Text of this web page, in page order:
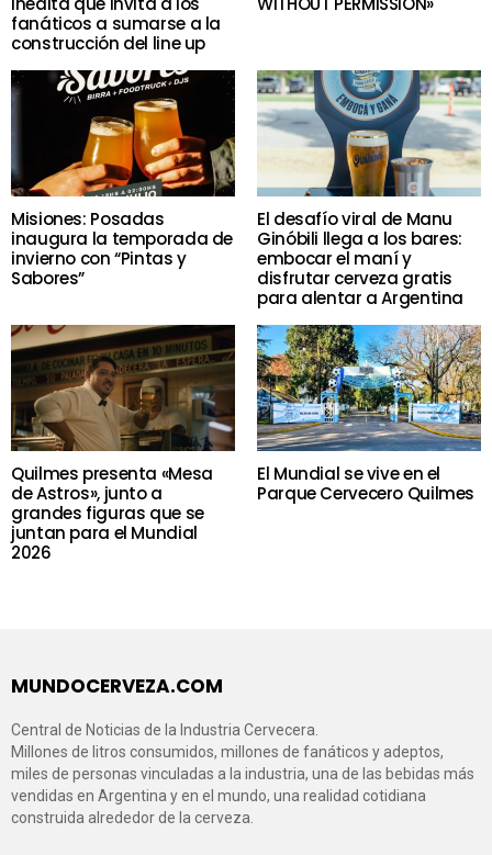
fanáticos a sumarse a la
construcción del line up
Misiones: Posadas
inaugura la temporada de
invierno con “Pintas y
Sabores”
El desafío viral de Manu
Ginóbili llega a los bares:
embocar el maní y
disfrutar cerveza gratis
para alentar a Argentina
Quilmes presenta «Mesa
de Astros», junto a
grandes figuras que se
juntan para el Mundial
2026
El Mundial se vive en el
Parque Cervecero Quilmes
MUNDOCERVEZA.COM
Central de Noticias de la Industria Cervecera.
Millones de litros consumidos, millones de fanáticos y adeptos,
miles de personas vinculadas a la industria, una de las bebidas más
vendidas en Argentina y en el mundo, una realidad cotidiana
construida alrededor de la cerveza.